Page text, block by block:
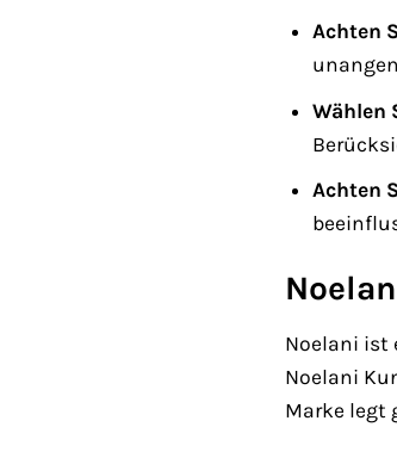
Achten
Wählen
Achten
Noelani ist
Noelani
Marke legt